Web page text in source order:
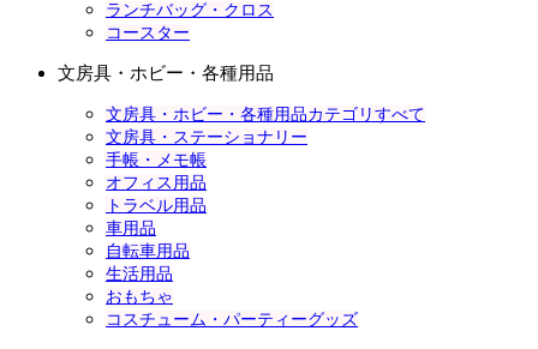
ランチバッグ・クロス
コースター
文房具・ホビー・各種用品
文房具・ホビー・各種用品カテゴリすべて
文房具・ステーショナリー
手帳・メモ帳
オフィス用品
トラベル用品
車用品
自転車用品
生活用品
おもちゃ
コスチューム・パーティーグッズ